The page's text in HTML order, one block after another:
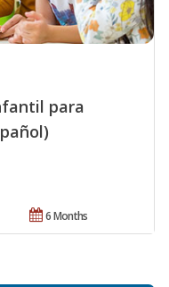
para
6 Months